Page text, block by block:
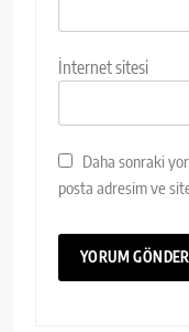
İnternet sitesi
Daha sonraki
posta adresim ve